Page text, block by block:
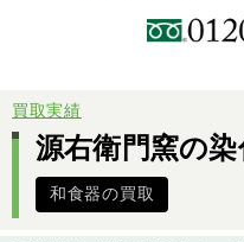
買取実績
源右衛門窯の
和食器の買取